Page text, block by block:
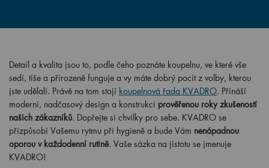
Detail a kvalita jsou to, podle čeho poznáte koupelnu, ve které vše
sedí, tiše a přirozeně funguje a vy máte dobrý pocit z volby, kterou
jste udělali. Právě na tom stojí koupelnová řada KVADRO. Přináší
moderní, nadčasový design a konstrukci prověřenou roky zkušeností
našich zákazníků. Dopřejte si chvilky pro sebe. KVADRO se
přizpůsobí Vašemu rytmu při hygieně a bude Vám nenápadnou
oporou v každodenní rutině. Vaše sázka na jistotu se jmenuje
KVADRO!